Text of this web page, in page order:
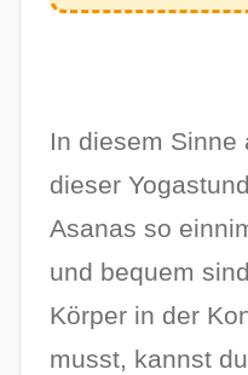
In diesem Sinne
dieser
Asanas so
und bequem
Körper in der
musst, kannst